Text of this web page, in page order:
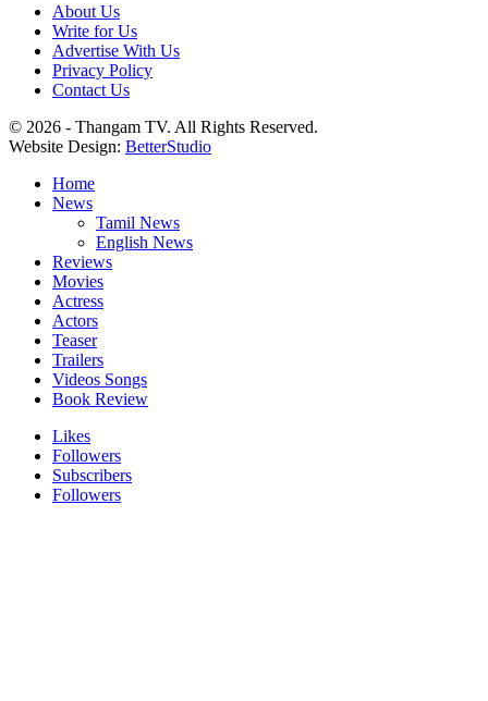
About Us
Write for Us
Advertise With Us
Privacy Policy
Contact Us
© 2026 - Thangam TV. All Rights Reserved.
Website Design: BetterStudio
Home
News
Tamil News
English News
Reviews
Movies
Actress
Actors
Teaser
Trailers
Videos Songs
Book Review
Likes
Followers
Subscribers
Followers